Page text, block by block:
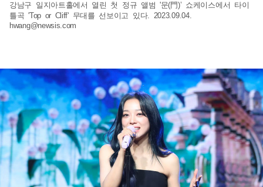
강남구 일지아트홀에서 열린 첫 정규 앨범 '문(門)’ 쇼케이스에서 타이
틀곡 'Top or Cliff' 무대를 선보이고 있다. 2023.09.04.
hwang@newsis.com